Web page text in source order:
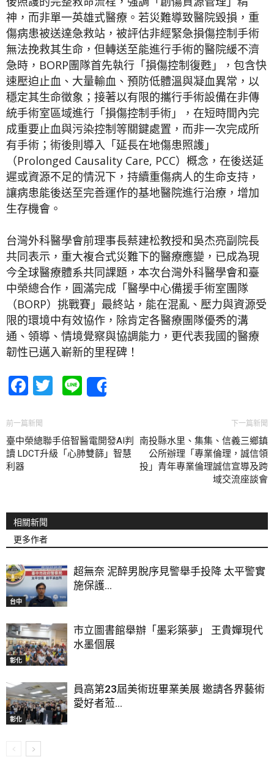
神，而非單一英雄式醫療。若災難導致醫院毀損，重
傷病患被送達急救站，被評估非經緊急損傷控制手術
無法挽救其生命，但轉送至能進行手術的醫院緩不濟
急時，BORP團隊首先執行「損傷控制復甦」，包含快
速壓迫止血、大量輸血、預防低體溫與凝血異常，以
穩定其生命徵象；接著以有限的攜行手術設備在非傳
統手術室區域進行「損傷控制手術」，在短時間內完
成重要止血與污染控制等關鍵處置，而非一次完成所
有手術；術後則導入「延長在地傷患照護」
（Prolonged Causality Care, PCC）概念，在後送延
遲或資源不足的情況下，持續重傷病人的生命支持，
讓病患能後送至完善運作的基地醫院進行治療，增加
生存機會。
台灣外科醫學會前理事長蔡建松教授和吳杰亮副院長
共同表示，重大複合式災難下的醫療應變，已成為現
今全球醫療體系共同課題，本次台灣外科醫學會和臺
中榮總合作，圓滿完成「醫學中心備援手術室團隊
（BORP）挑戰賽」最終站，能在混亂、壓力與資源受
限的環境中有效協作，除肯定各醫療團隊優秀的溝
通、領導、情境覺察與協調能力，更代表我國的醫療
韌性已邁入嶄新的里程碑！
Facebook
Twitter
Line
前一篇新聞
臺中榮總聯手倍智醫電開發AI判
讀 LDCT升級「心肺雙篩」智慧
利器
下一篇新聞
南投縣水里、集集、信義三鄉鎮
公所辦理「專業倫理，誠信領
投」青年專業倫理誠信宣導及跨
域交流座談會
相關新聞
更多作者
台中
超無奈 泥醉男脫序見警舉手投降 太平警實
施保護...
彰化
市立圖書館舉辦「墨彩築夢」 王貴嬋現代
水墨個展
彰化
員高第23屆美術班畢業美展 邀請各界藝術
愛好者蒞...